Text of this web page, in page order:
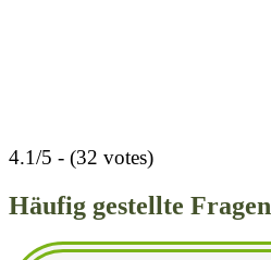
4.1/5 - (32 votes)
Häufig gestellte Fragen